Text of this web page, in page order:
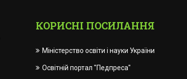
КОРИСНІ ПОСИЛАННЯ
Міністерство освіти і науки України
Освітній портал "Педпреса"